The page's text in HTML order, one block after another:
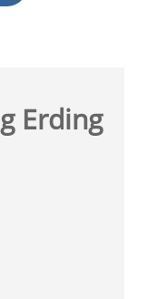
Erding